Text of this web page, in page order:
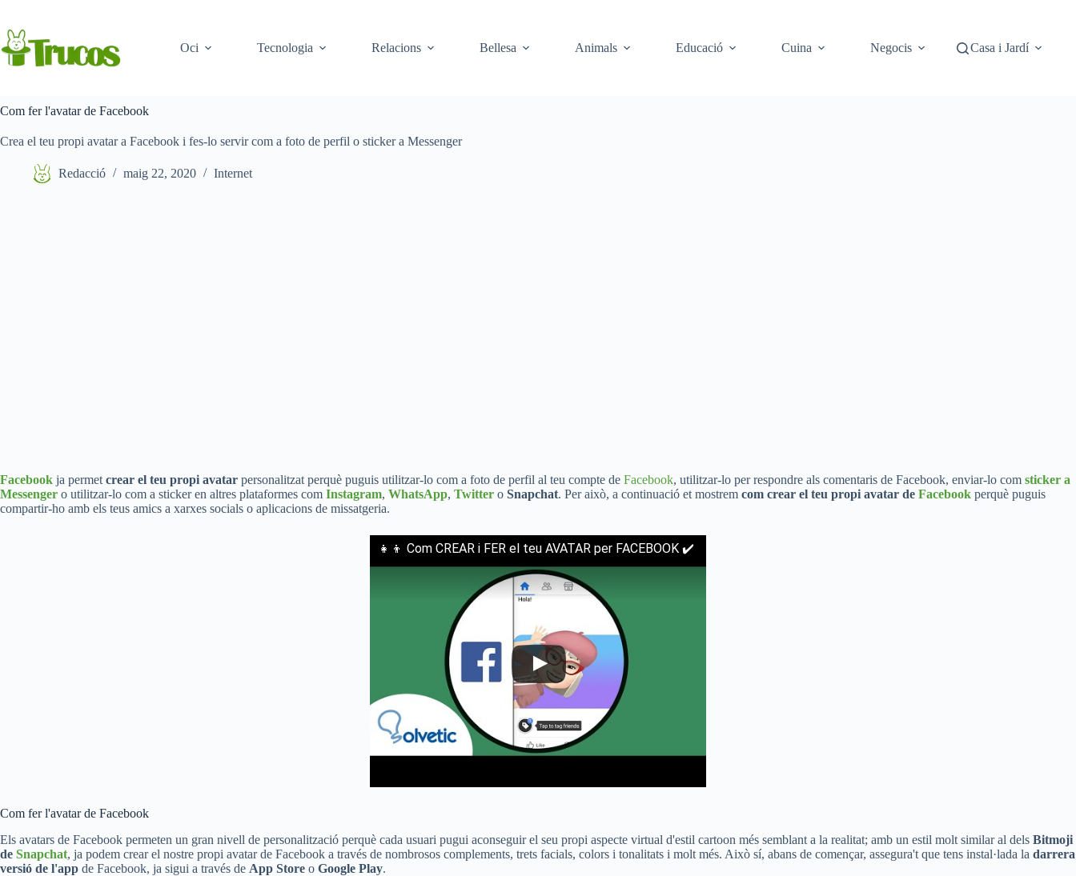
contingut
Oci
Tecnologia Relacions Bellesa Animals Educació Cuina Negocis Casa i Jardí
Com fer l'avatar de Facebook
Crea el teu propi avatar a Facebook i fes-lo servir com a foto de perfil o sticker a Messenger
Redacció maig 22, 2020 Internet
Facebook ja permet crear el teu propi avatar personalitzat perquè puguis utilitzar-lo com a foto de perfil al teu compte de Facebook, utilitzar-lo per respondre als comentaris de Facebook, enviar-lo com sticker a
Messenger o utilitzar-lo com a sticker en altres plataformes com Instagram, WhatsApp, Twitter o Snapchat. Per això, a continuació et mostrem com crear el teu propi avatar de Facebook perquè puguis
compartir-ho amb els teus amics a xarxes socials o aplicacions de missatgeria.
👧👦 Com CREAR i FER el teu AVATAR per FACEBOOK ✔️
Com fer l'avatar de Facebook
Els avatars de Facebook permeten un gran nivell de personalització perquè cada usuari pugui aconseguir el seu propi aspecte virtual d'estil cartoon més semblant a la realitat; amb un estil molt similar al dels Bitmoji
de Snapchat, ja podem crear el nostre propi avatar de Facebook a través de nombrosos complements, trets facials, colors i tonalitats i molt més. Això sí, abans de començar, assegura't que tens instal·lada la darrera
versió de l'app de Facebook, ja sigui a través de App Store o Google Play.